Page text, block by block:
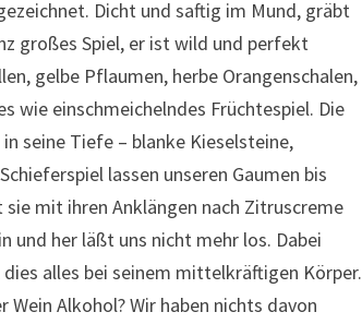
Dicht und saftig im Mund, gräbt
großes Spiel, er ist wild und perfekt
gelbe Pflaumen, herbe Orangenschalen,
wie einschmeichelndes Früchtespiel. Die
seine Tiefe – blanke Kieselsteine,
lassen unseren Gaumen bis
mit ihren Anklängen nach Zitruscreme
und her läßt uns nicht mehr los. Dabei
alles bei seinem mittelkräftigen Körper.
Alkohol? Wir haben nichts davon